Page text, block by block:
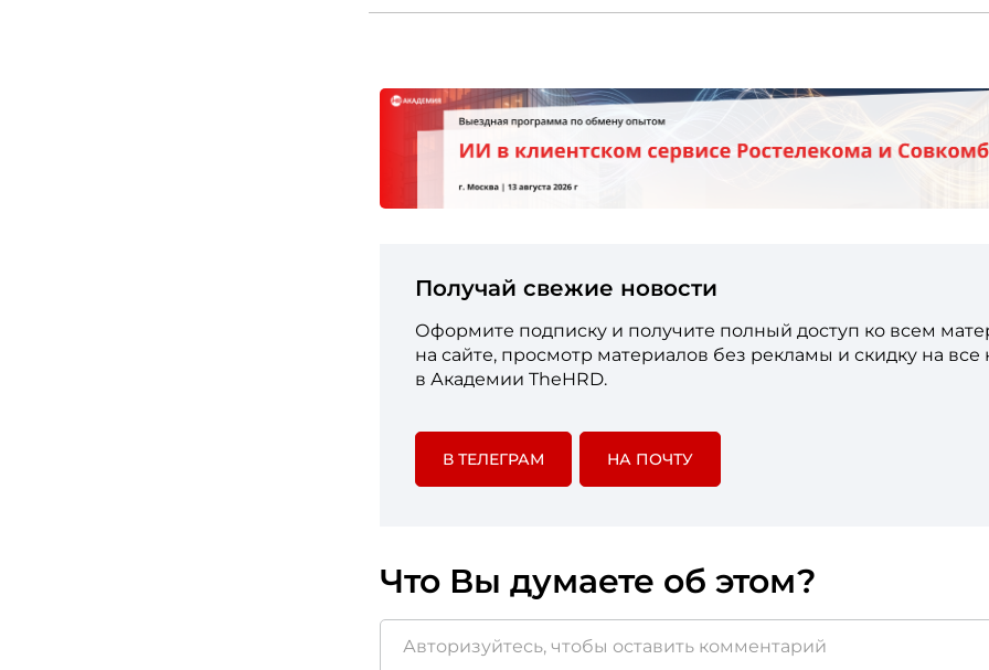
Получай свежие новости
Оформите подписку и получите полный доступ ко всем
на сайте, просмотр материалов без рекламы и скидку на все
в Академии TheHRD.
В ТЕЛЕГРАМ НА ПОЧТУ
Что Вы думаете об этом?